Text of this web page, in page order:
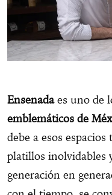
Ensenadaes uno de
emblemáticos de
debe a esos
platillos inolvidables
generación en